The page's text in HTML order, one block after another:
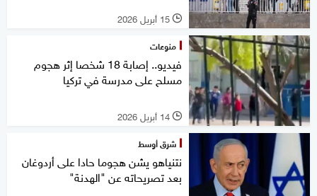
l 15 أبريل 2026
منوعات
فيديو.. إصابة 18 شخصا إثر هجوم
مسلح على مدرسة في تركيا
l 14 أبريل 2026
شرق أوسط
نتنياهو يشن هجوما حادا على أردوغان
بعد تصريحاته عن "الهدنة"